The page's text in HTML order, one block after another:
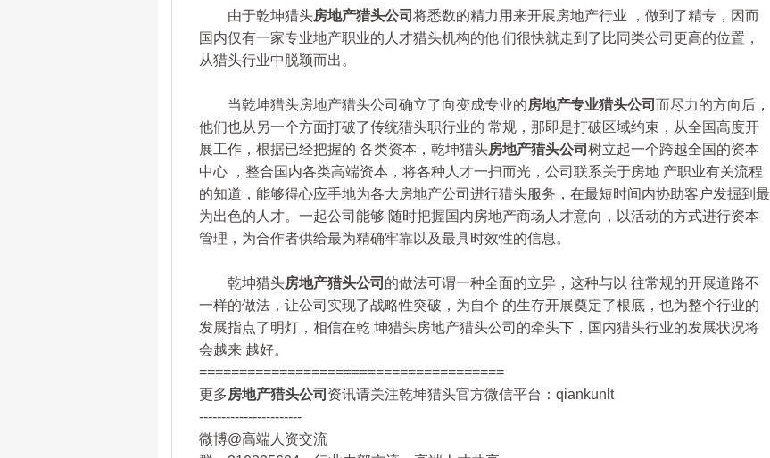
由于乾坤猎头房地产猎头公司 将悉数的精力用来开展房地产行业 ，做到了精专，因而
国内仅有一家专业地产职业的人才猎头机构的他 们很快就走到了比同类公司更高的位置，
从猎头行业中脱颖而出。
当乾坤猎头房地产猎头公司确立了向变成专业的房地产专业猎头公司 而尽力的方向后，
他们也从另一个方面打破了传统猎头职行业的 常规，那即是打破区域约束，从全国高度开
展工作，根据已经把握的 各类资本，乾坤猎头房地产猎头公司 树立起一个跨越全国的资本
中心 ，整合国内各类高端资本，将各种人才一扫而光，公司联系关于房地 产职业有关流程
的知道，能够得心应手地为各大房地产公司进行猎头服务，在最短时间内协助客户发掘到最
为出色的人才。一起公司能够 随时把握国内房地产商场人才意向，以活动的方式进行资本
管理，为合作者供给最为精确牢靠以及最具时效性的信息。
乾坤猎头房地产猎头公司 的做法可谓一种全面的立异，这种与以 往常规的开展道路不
一样的做法，让公司实现了战略性突破，为自个 的生存开展奠定了根底，也为整个行业的
发展指点了明灯，相信在乾 坤猎头房地产猎头公司的牵头下，国内猎头行业的发展状况将
会越来 越好。
======================================
更多房地产猎头公司 资讯请关注乾坤猎头官方微信平台：qiankunlt
-----------------------
微博@高端人资交流